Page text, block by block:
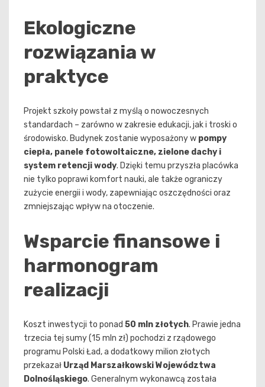
Ekologiczne
rozwiązania w
praktyce
Projekt szkoły powstał z myślą o nowoczesnych
standardach – zarówno w zakresie edukacji, jak i troski o
środowisko. Budynek zostanie wyposażony w pompy
ciepła, panele fotowoltaiczne, zielone dachy i
system retencji wody. Dzięki temu przyszła placówka
nie tylko poprawi komfort nauki, ale także ograniczy
zużycie energii i wody, zapewniając oszczędności oraz
zmniejszając wpływ na otoczenie.
Wsparcie finansowe i
harmonogram
realizacji
Koszt inwestycji to ponad 50 mln złotych. Prawie jedna
trzecia tej sumy (15 mln zł) pochodzi z rządowego
programu Polski Ład, a dodatkowy milion złotych
przekazał Urząd Marszałkowski Województwa
Dolnośląskiego. Generalnym wykonawcą została